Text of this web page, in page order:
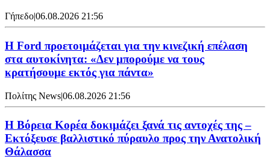
Γήπεδο|06.08.2026 21:56
Η Ford προετοιμάζεται για την κινεζική επέλαση
στα αυτοκίνητα: «Δεν μπορούμε να τους
κρατήσουμε εκτός για πάντα»
Πολίτης News|06.08.2026 21:56
Η Βόρεια Κορέα δοκιμάζει ξανά τις αντοχές της –
Εκτόξευσε βαλλιστικό πύραυλο προς την Ανατολική
Θάλασσα